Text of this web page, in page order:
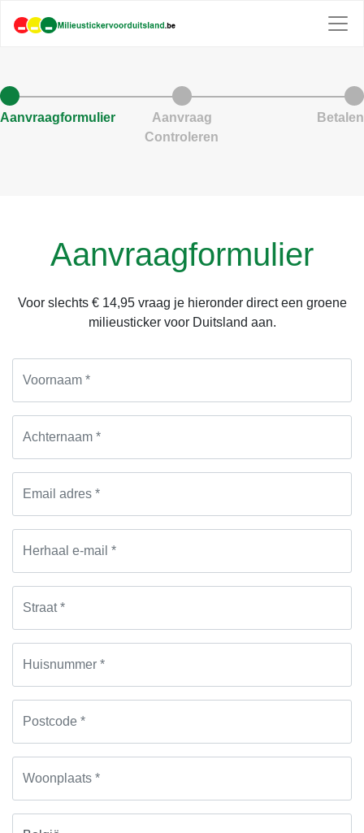
Aanvraagformulier
Aanvraag
Controleren
Betalen
Aanvraagformulier
Voor slechts € 14,95 vraag je hieronder direct een groene
milieusticker voor Duitsland aan.